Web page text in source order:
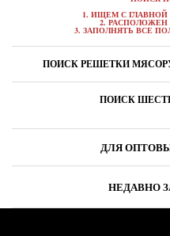
1. ИЩЕМ С
2.
3. ЗАПОЛНЯТЬ ВСЕ
ПОИСК РЕШЕТКИ
ПОИСК
ДЛЯ
НЕДАВНО